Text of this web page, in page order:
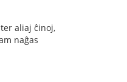
aliaj ĉinoj,
naĝas